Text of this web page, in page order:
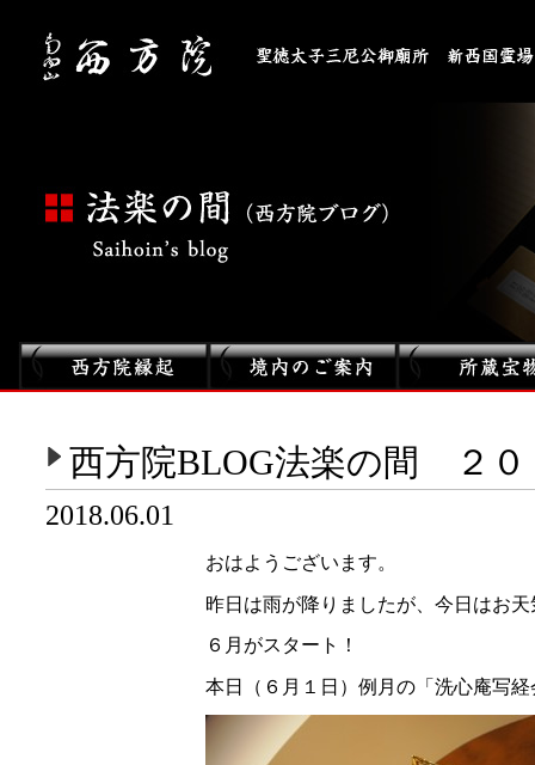
西方院BLOG法楽の間 ２０
2018.06.01
おはようございます。
昨日は雨が降りましたが、今日はお
６月がスタート！
本日（６月１日）例月の「洗心庵写